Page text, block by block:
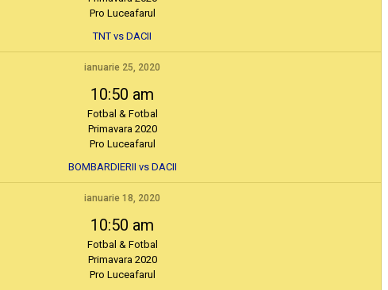
Pro Luceafarul
TNT vs DACII
ianuarie 25, 2020
10:50 am
Fotbal & Fotbal
Primavara 2020
Pro Luceafarul
BOMBARDIERII vs DACII
ianuarie 18, 2020
10:50 am
Fotbal & Fotbal
Primavara 2020
Pro Luceafarul